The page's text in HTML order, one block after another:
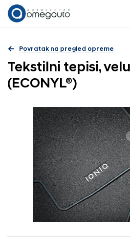
Povratak na pregled opreme
Tekstilni tepisi,
(ECONYL®)